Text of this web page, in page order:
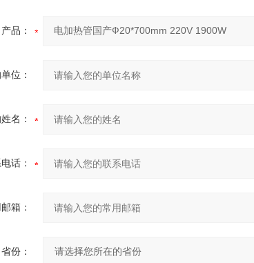
产品：
位：
名：
话：
箱：
省份：